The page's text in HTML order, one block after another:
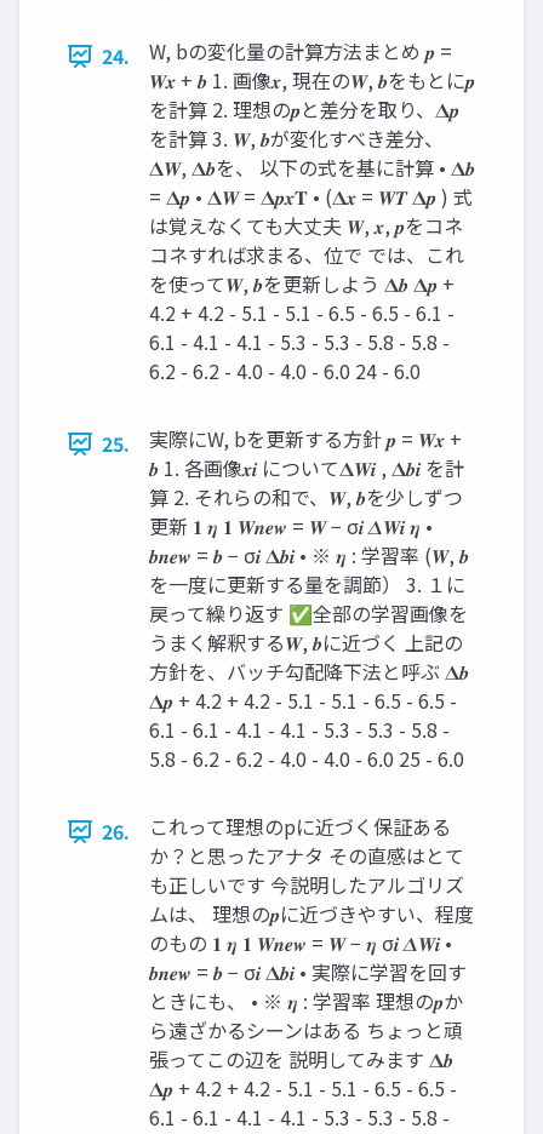
24.
W, bの変化量の計算方法まとめ 𝒑 =
𝑾𝒙 + 𝒃 1. 画像𝒙, 現在の𝑾, 𝒃をもとに𝒑
を計算 2. 理想の𝒑と差分を取り、𝚫𝒑
を計算 3. 𝑾, 𝒃が変化すべき差分、
𝚫𝑾, 𝚫𝒃を、 以下の式を基に計算 • 𝚫𝒃
= 𝚫𝒑 • 𝚫𝑾 = 𝚫𝒑𝒙𝐓 • (𝚫𝒙 = 𝑾𝑻 𝚫𝒑 ) 式
は覚えなくても大丈夫 𝑾, 𝒙, 𝒑をコネ
コネすれば求まる、位で では、これ
を使って𝑾, 𝒃を更新しよう 𝚫𝒃 𝚫𝒑 +
4.2 + 4.2 - 5.1 - 5.1 - 6.5 - 6.5 - 6.1 -
6.1 - 4.1 - 4.1 - 5.3 - 5.3 - 5.8 - 5.8 -
6.2 - 6.2 - 4.0 - 4.0 - 6.0 24 - 6.0
25.
実際にW, bを更新する方針 𝒑 = 𝑾𝒙 +
𝒃 1. 各画像𝒙𝒊 について𝚫𝑾𝒊 , 𝚫𝒃𝒊 を計
算 2. それらの和で、𝑾, 𝒃を少しずつ
更新 𝟏 𝜼 𝟏 𝑾𝒏𝒆𝒘 = 𝑾 − σ𝒊 𝜟𝑾𝒊 𝜼 •
𝒃𝒏𝒆𝒘 = 𝒃 − σ𝒊 𝚫𝒃𝒊 • ※ 𝜼 : 学習率 (𝑾, 𝒃
を一度に更新する量を調節） 3. １に
戻って繰り返す ✅全部の学習画像を
うまく解釈する𝑾, 𝒃に近づく 上記の
方針を、バッチ勾配降下法と呼ぶ 𝚫𝒃
𝚫𝒑 + 4.2 + 4.2 - 5.1 - 5.1 - 6.5 - 6.5 -
6.1 - 6.1 - 4.1 - 4.1 - 5.3 - 5.3 - 5.8 -
5.8 - 6.2 - 6.2 - 4.0 - 4.0 - 6.0 25 - 6.0
26.
これって理想のpに近づく保証ある
か？と思ったアナタ その直感はとて
も正しいです 今説明したアルゴリズ
ムは、 理想の𝒑に近づきやすい、程度
のもの 𝟏 𝜼 𝟏 𝑾𝒏𝒆𝒘 = 𝑾 − 𝜼 σ𝒊 𝜟𝑾𝒊 •
𝒃𝒏𝒆𝒘 = 𝒃 − σ𝒊 𝚫𝒃𝒊 • 実際に学習を回す
ときにも、 • ※ 𝜼 : 学習率 理想の𝒑か
ら遠ざかるシーンはある ちょっと頑
張ってこの辺を 説明してみます 𝚫𝒃
𝚫𝒑 + 4.2 + 4.2 - 5.1 - 5.1 - 6.5 - 6.5 -
6.1 - 6.1 - 4.1 - 4.1 - 5.3 - 5.3 - 5.8 -